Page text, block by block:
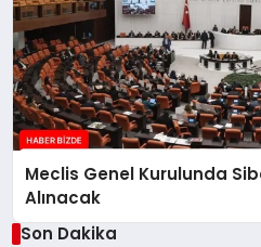
Meclis Genel Kurulunda
Alınacak
Son Dakika